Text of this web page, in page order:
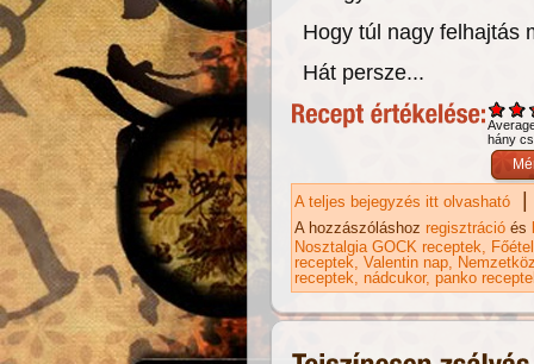
Hogy túl nagy felhajtás
Hát persze...
hány
A teljes bejegyzés itt olvasható |
A hozzászóláshoz regisztráció és
Nosztalgia GOCK receptek
receptek Valentin nap
receptek nádcukor panko